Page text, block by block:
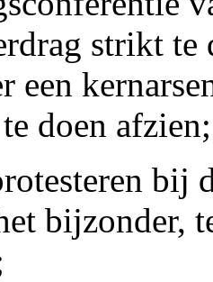
strikt te
een
doen afzien;
bij
bijzonder,